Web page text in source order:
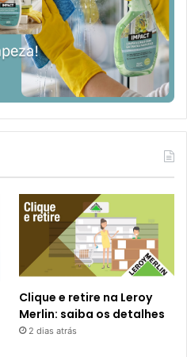
Clique e retire na Leroy
Merlin: saiba os detalhes
2 dias atrás